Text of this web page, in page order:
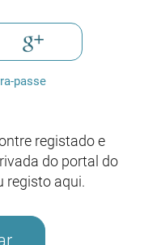
passe
registado e
do portal do
registo aqui.